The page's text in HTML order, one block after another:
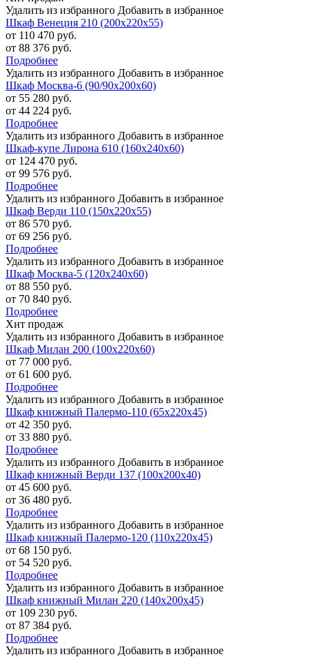
Удалить из избранного Добавить в избранное
Шкаф Венеция 210 (200х220х55)
от 110 470 руб.
от 88 376 руб.
Подробнее
Удалить из избранного Добавить в избранное
Шкаф Москва-6 (90/90х200х60)
от 55 280 руб.
от 44 224 руб.
Подробнее
Удалить из избранного Добавить в избранное
Шкаф-купе Лирона 610 (160х240х60)
от 124 470 руб.
от 99 576 руб.
Подробнее
Удалить из избранного Добавить в избранное
Шкаф Верди 110 (150х220х55)
от 86 570 руб.
от 69 256 руб.
Подробнее
Удалить из избранного Добавить в избранное
Шкаф Москва-5 (120х240х60)
от 88 550 руб.
от 70 840 руб.
Подробнее
Хит продаж
Удалить из избранного Добавить в избранное
Шкаф Милан 200 (100х220х60)
от 77 000 руб.
от 61 600 руб.
Подробнее
Удалить из избранного Добавить в избранное
Шкаф книжный Палермо-110 (65х220х45)
от 42 350 руб.
от 33 880 руб.
Подробнее
Удалить из избранного Добавить в избранное
Шкаф книжный Верди 137 (100х200х40)
от 45 600 руб.
от 36 480 руб.
Подробнее
Удалить из избранного Добавить в избранное
Шкаф книжный Палермо-120 (110х220х45)
от 68 150 руб.
от 54 520 руб.
Подробнее
Удалить из избранного Добавить в избранное
Шкаф книжный Милан 220 (140х200х45)
от 109 230 руб.
от 87 384 руб.
Подробнее
Удалить из избранного Добавить в избранное